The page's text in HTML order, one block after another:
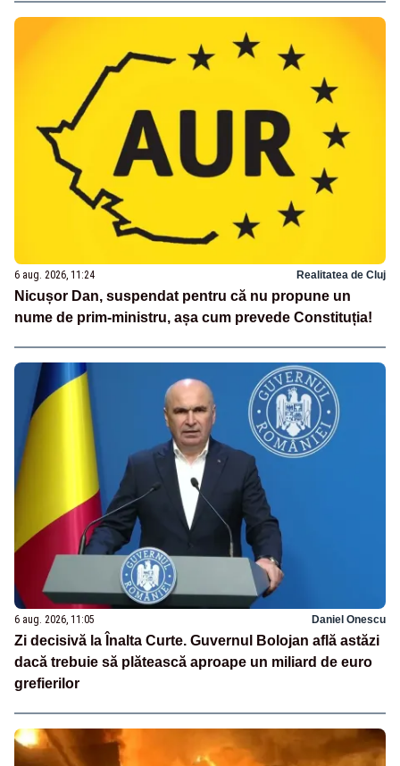
6 aug. 2026, 11:24 Realitatea de Cluj
Nicușor Dan, suspendat pentru că nu propune un
nume de prim-ministru, așa cum prevede Constituția!
6 aug. 2026, 11:05 Daniel Onescu
Zi decisivă la Înalta Curte. Guvernul Bolojan află astăzi
dacă trebuie să plătească aproape un miliard de euro
grefierilor